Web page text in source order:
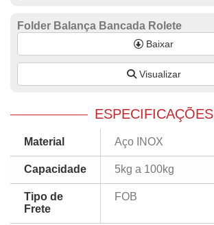
Folder Balança Bancada Rolete
Baixar
Visualizar
ESPECIFICAÇÕES
Material Aço INOX
Capacidade 5kg a 100kg
Tipo de
Frete
FOB